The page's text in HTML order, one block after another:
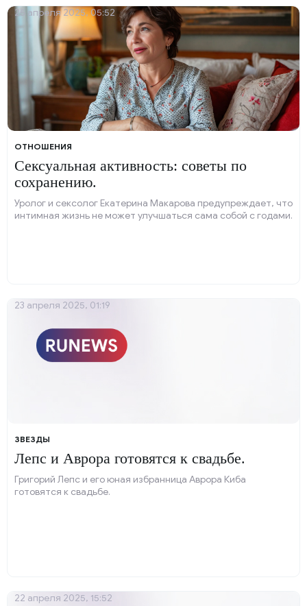
ОТНОШЕНИЯ
Сексуальная активность: советы по
сохранению.
Уролог и сексолог Екатерина Макарова предупреждает, что
интимная жизнь не может улучшаться сама собой с годами.
25 апреля 2025, 05:52
ЗВЕЗДЫ
Лепс и Аврора готовятся к свадьбе.
Григорий Лепс и его юная избранница Аврора Киба
готовятся к свадьбе.
23 апреля 2025, 01:19
22 апреля 2025, 15:52